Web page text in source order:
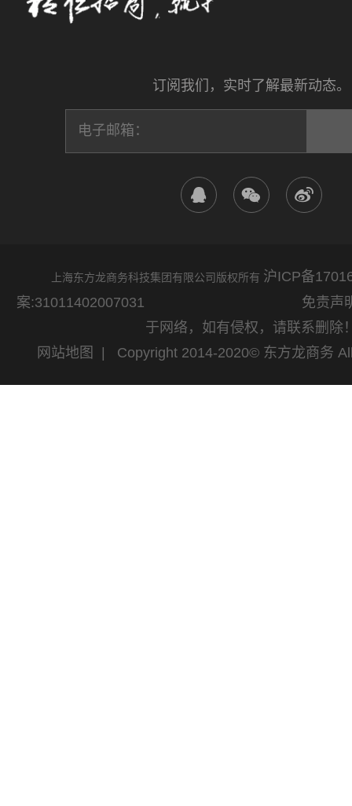
订阅我们，实时了解最新动态。
上海东方龙商务科技集团有限公司版权所有 沪ICP备
案:31011402007031 免责声明：网站
于网络，如有侵权，请联系删除
网站地图
| Copyright 2014-2020© 东方龙商务